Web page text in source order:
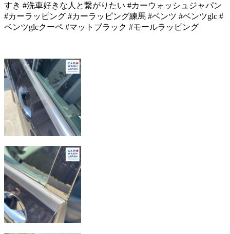
すき #洗車好きな人と繋がりたい #カーウォッシュジャパン
#カーラッピング #カーラッピング練馬 #ベンツ #ベンツglc #
ベンツglcクーペ #マットブラック #モールラッピング